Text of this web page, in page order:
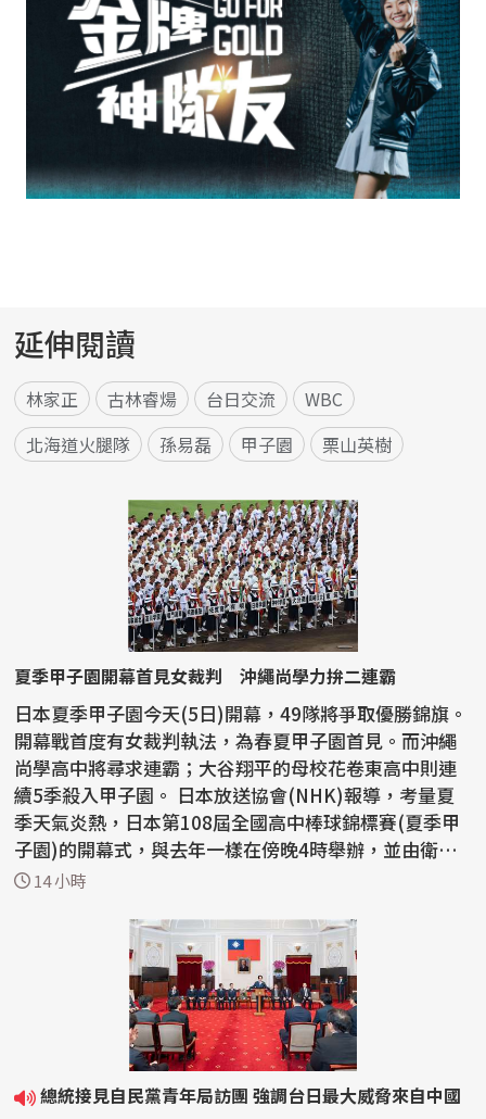
延伸閱讀
林家正 古林睿煬 台日交流
WBC
北海道火腿隊
孫易磊 甲子園 栗山英樹
夏季甲子園開幕首見女裁判 沖繩尚學力拚二連霸
日本夏季甲子園今天(5日)開幕，49隊將爭取優勝錦旗。
開幕戰首度有女裁判執法，為春夏甲子園首見。而沖繩
尚學高中將尋求連霸；大谷翔平的母校花卷東高中則連
續5季殺入甲子園。 日本放送協會(NHK)報導，考量夏
季天氣炎熱，日本第108屆全國高中棒球錦標賽(夏季甲
子園)的開幕式，與去年一樣在傍晚4時舉辦，並由衛冕
冠軍沖...
14 小時
總統接見自民黨青年局訪團 強調台日最大威脅來自中國